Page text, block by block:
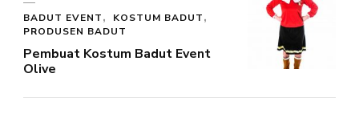
BADUT EVENT
KOSTUM BADUT
PRODUSEN BADUT
Pembuat Kostum Badut Event
Olive